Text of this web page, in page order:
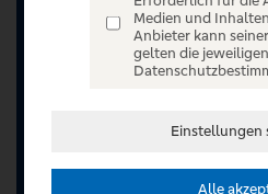
Jetzt anmelden
Volksbanken
Medien und
Anbieter kann
gelten die jeweiligen
Einstellungen
Alle